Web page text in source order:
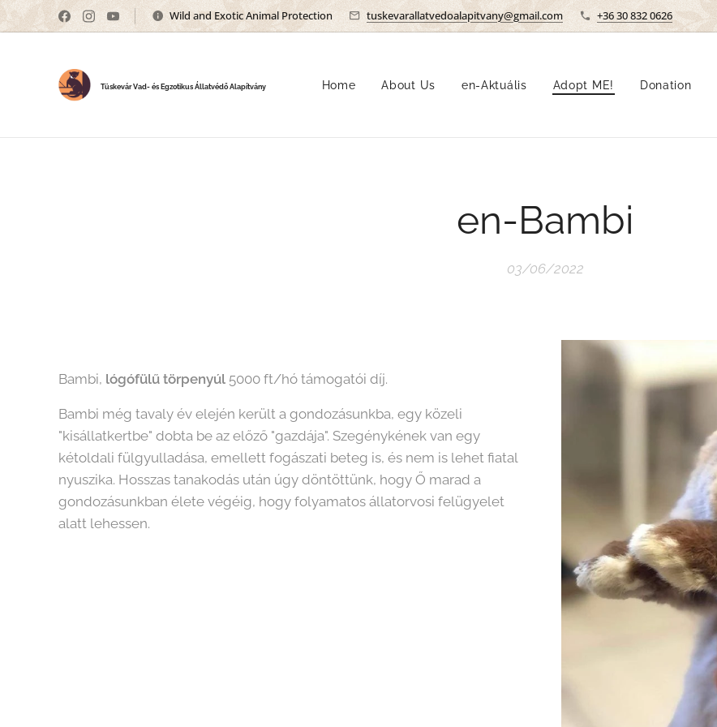
Wild and Exotic Animal Protection tuskevarallatvedoalapitvany@gmail.com +36 30 832 0626
Tüskevár Vad- és Egzotikus Állatvédő Alapítvány Home About Us en-Aktuális Adopt ME! Donation
en-Bambi
03/06/2022
Bambi, lógófülű törpenyúl 5000 ft/hó támogatói díj.
Bambi még tavaly év elején került a gondozásunkba, egy közeli
"kisállatkertbe" dobta be az előző "gazdája". Szegénykének van egy
kétoldali fülgyulladása, emellett fogászati beteg is, és nem is lehet fiatal
nyuszika. Hosszas tanakodás után úgy döntöttünk, hogy Ő marad a
gondozásunkban élete végéig, hogy folyamatos állatorvosi felügyelet
alatt lehessen.